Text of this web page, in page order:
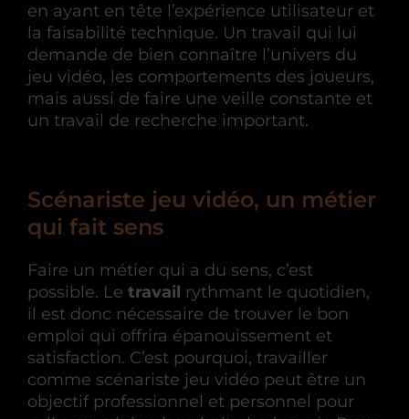
en ayant en tête l’expérience utilisateur et
la faisabilité technique. Un travail qui lui
demande de bien connaître l’univers du
jeu vidéo, les comportements des joueurs,
mais aussi de faire une veille constante et
un travail de recherche important.
Scénariste jeu vidéo, un métier
qui fait sens
Faire un métier qui a du sens, c’est
possible. Le travail rythmant le quotidien,
il est donc nécessaire de trouver le bon
emploi qui offrira épanouissement et
satisfaction. C’est pourquoi, travailler
comme scénariste jeu vidéo peut être un
objectif professionnel et personnel pour